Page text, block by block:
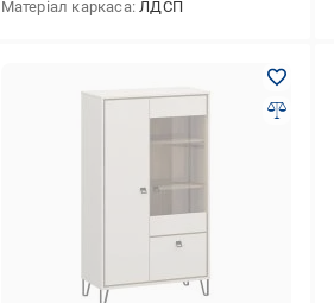
Матеріал каркаса ЛДСП